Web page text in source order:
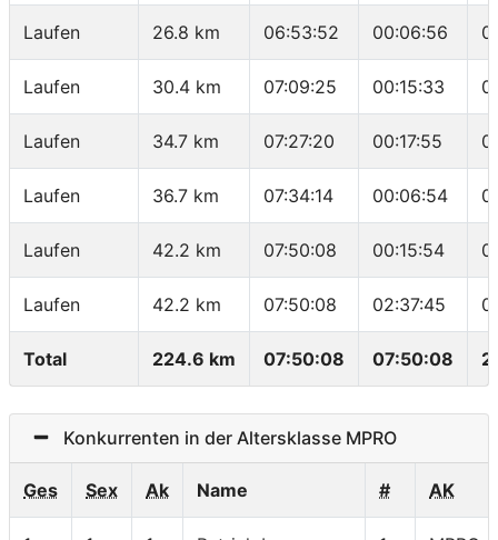
Laufen 26.8 km 06:53:52 00:06:56
Laufen 30.4 km 07:09:25 00:15:33
Laufen 34.7 km 07:27:20 00:17:55
Laufen 36.7 km 07:34:14 00:06:54
Laufen 42.2 km 07:50:08 00:15:54
Laufen 42.2 km 07:50:08 02:37:45
Total 224.6 km 07:50:08 07:50:08
Konkurrenten in der Altersklasse MPRO
Ges Sex Ak Name # AK